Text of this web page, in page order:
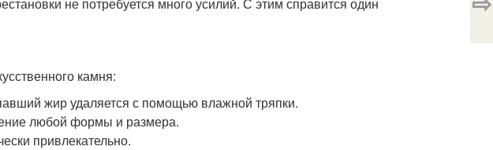
камня:
жир удаляется с помощью влажной тряпки.
любой формы и размера.
привлекательно.